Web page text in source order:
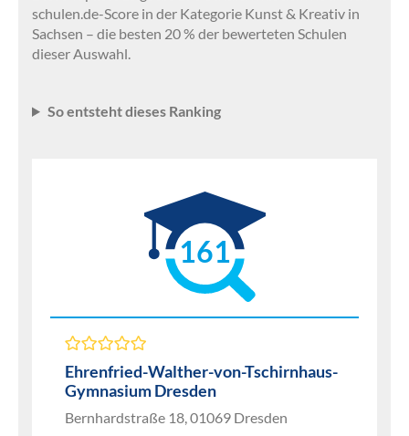
schulen.de-Score in der Kategorie Kunst & Kreativ in
Sachsen – die besten 20 % der bewerteten Schulen
dieser Auswahl.
So entsteht dieses Ranking
161
Ehrenfried-Walther-von-Tschirnhaus-
Gymnasium Dresden
Bernhardstraße 18, 01069 Dresden